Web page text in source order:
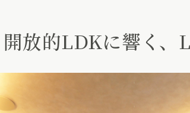
放的LDKに響く